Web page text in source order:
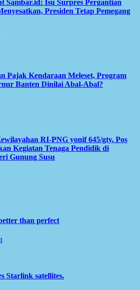
Sambar.id: Isu Surpres Pergantian
Presiden Tetap Pemegang
Pajak Kendaraan Meleset, Program
Banten Dinilai Abal-Abal?
RI-PNG yonif 645/gty. Pos
Kegiatan Tenaga Pendidik di
Gunung Susu
than perfect
Starlink satellites.